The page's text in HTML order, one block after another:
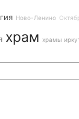
Ново-Ленино
храм храмы